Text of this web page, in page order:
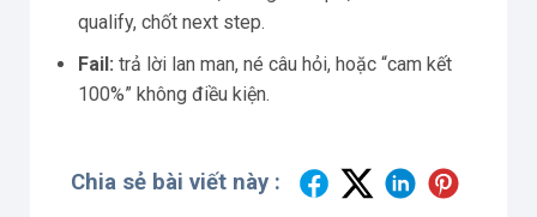
qualify, chốt next step.
Fail: trả lời lan man, né câu hỏi, hoặc “cam kết
100%” không điều kiện.
Chia sẻ bài viết này :